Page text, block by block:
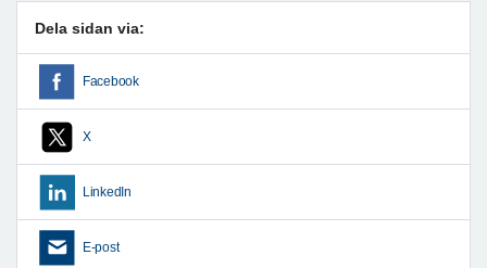
Dela sidan via:
Facebook
X
LinkedIn
E-post